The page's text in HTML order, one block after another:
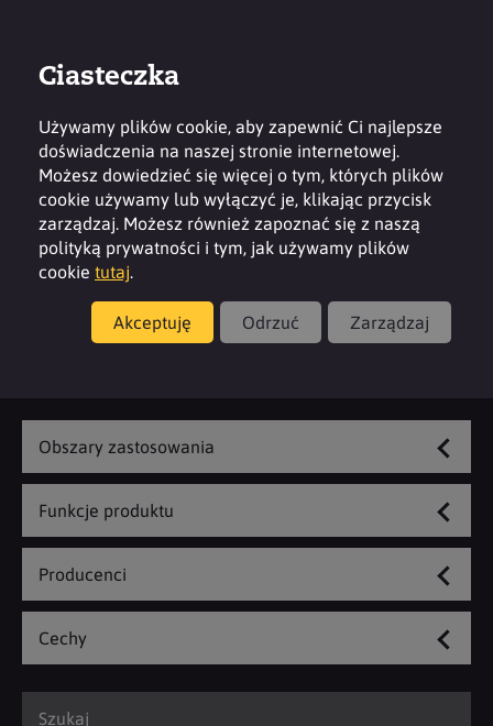
Produkty
Inhalacja
Obszary zastosowania
Funkcje produktu
Producenci
Cechy
Ciasteczka
Używamy plików cookie, aby zapewnić Ci najlepsze
doświadczenia na naszej stronie internetowej.
Możesz dowiedzieć się więcej o tym, których plików
cookie używamy lub wyłączyć je, klikając przycisk
zarządzaj. Możesz również zapoznać się z naszą
polityką prywatności i tym, jak używamy plików
cookie tutaj.
Akceptuję Odrzuć Zarządzaj